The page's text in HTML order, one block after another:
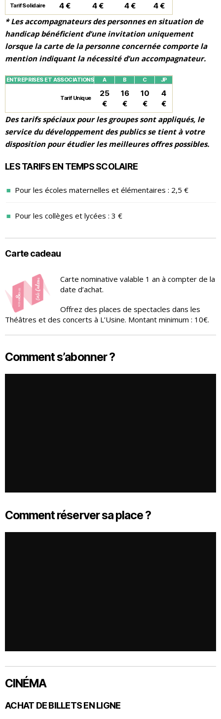
Tarif Solidaire 4 € 4 € 4 € 4 €
* Les accompagnateurs des personnes en situation de
handicap bénéficient d’une invitation uniquement
lorsque la carte de la personne concernée comporte la
mention indiquant la nécessité d’un accompagnateur.
ENTREPRISES ET ASSOCIATIONS A B C JP
Tarif Unique
25
€
16
€
10
€
4
€
Des tarifs spéciaux pour les groupes sont appliqués, le
service du développement des publics se tient à votre
disposition pour étudier les meilleures offres possibles.
LES TARIFS EN TEMPS SCOLAIRE
Pour les écoles maternelles et élémentaires : 2,5 €
Pour les collèges et lycées : 3 €
Carte cadeau
Carte nominative valable 1 an à compter de la
date d’achat.
Offrez des places de spectacles dans les
Théâtres et des concerts à L’Usine. Montant minimum : 10€.
Comment s’abonner ?
Comment réserver sa place ?
CINÉMA
ACHAT DE BILLETS EN LIGNE